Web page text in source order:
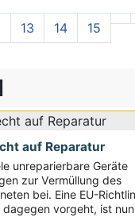
13 14 15
auf Reparatur
unreparierbare Geräte
zur Vermüllung des
bei. Eine EU-
dagegen vorgeht, ist